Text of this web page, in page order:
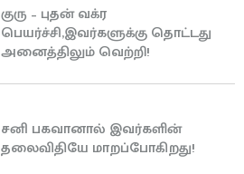
குரு – புதன் வக்ர
பெயர்ச்சி,இவர்களுக்கு தொட்டது
அனைத்திலும் வெற்றி!
சனி பகவானால் இவர்களின்
தலைவிதியே மாறப்போகிறது!